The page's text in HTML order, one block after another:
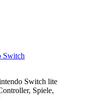
Switch
Switch lite
Spiele,